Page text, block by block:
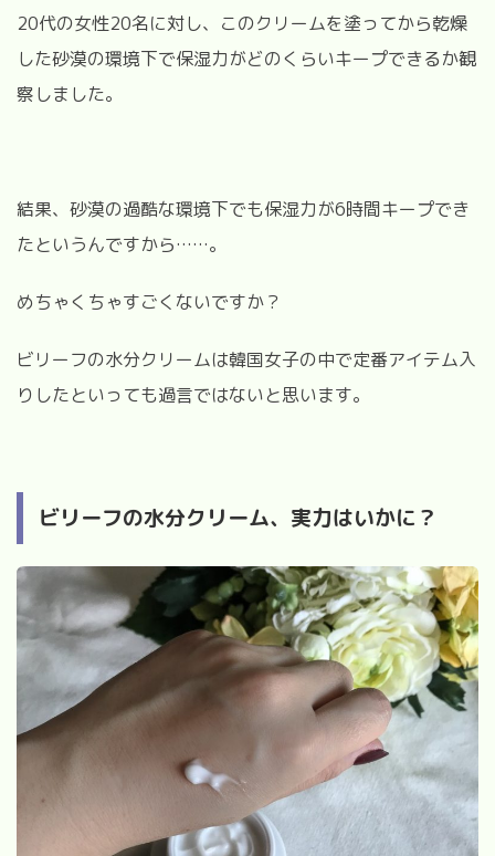
20代の女性20名に対し、このクリームを塗ってから乾燥
した砂漠の環境下で保湿力がどのくらいキープできるか観
察しました。
結果、砂漠の過酷な環境下でも保湿力が6時間キープでき
たというんですから……。
めちゃくちゃすごくないですか？
ビリーフの水分クリームは韓国女子の中で定番アイテム入
りしたといっても過言ではないと思います。
ビリーフの水分クリーム、実力はいかに？